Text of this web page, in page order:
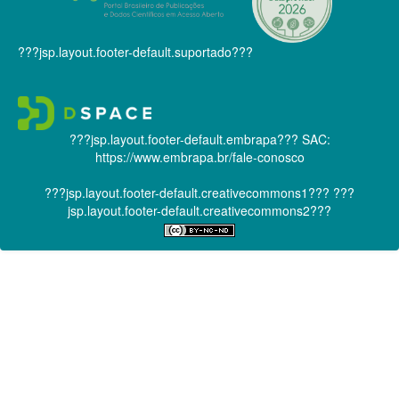
???jsp.layout.footer-default.suportado???
???jsp.layout.footer-default.embrapa??? SAC:
https://www.embrapa.br/fale-conosco
???jsp.layout.footer-default.creativecommons1??? ???
jsp.layout.footer-default.creativecommons2???